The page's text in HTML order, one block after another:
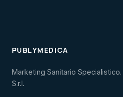
PUBLYMEDICA
Marketing Sanitario
S.r.l.